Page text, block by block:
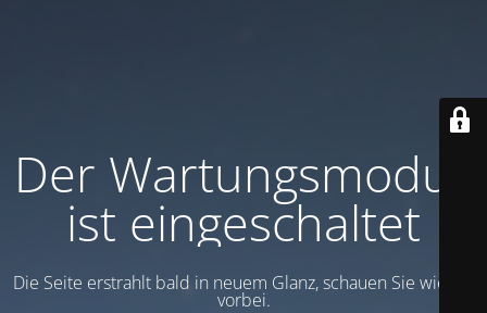
Der Wartungsmodus
ist eingeschaltet
Die Seite erstrahlt bald in neuem Glanz, schauen Sie wieder
vorbei.